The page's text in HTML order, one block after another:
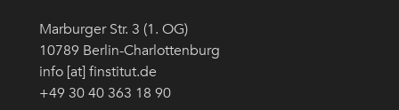
Marburger Str. 3 (1. OG)
10789 Berlin-Charlottenburg
info [at] finstitut.de
+49 30 40 363 18 90